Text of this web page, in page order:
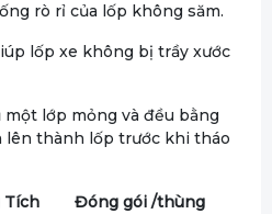
rò rỉ của lốp không săm.
lốp xe không bị trầy xước
một lớp mỏng và đều bằng
lên thành lốp trước khi tháo
Tích Đóng gói /thùng